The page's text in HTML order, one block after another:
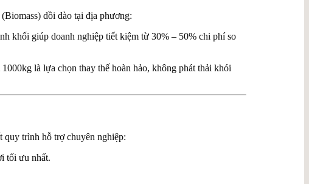
dồi dào tại địa phương:
khối giúp doanh nghiệp tiết kiệm từ 30% – 50% chi phí so
là lựa chọn thay thế hoàn hảo, không phát thải khói
quy trình hỗ trợ chuyên nghiệp:
tối ưu nhất.